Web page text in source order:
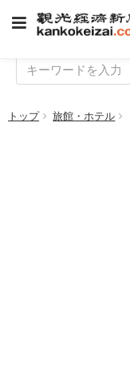
トップ 旅館・ホテル